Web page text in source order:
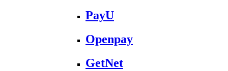
PayU
Openpay
GetNet